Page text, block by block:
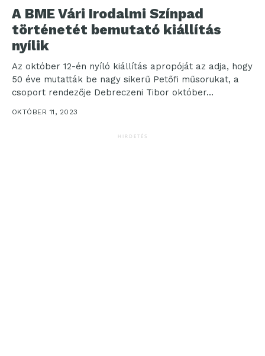
A BME Vári Irodalmi Színpad
történetét bemutató kiállítás
nyílik
Az október 12-én nyíló kiállítás apropóját az adja, hogy
50 éve mutatták be nagy sikerű Petőfi műsorukat, a
csoport rendezője Debreczeni Tibor október...
OKTÓBER 11, 2023
HIRDETÉS